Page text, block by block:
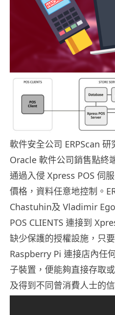
軟件安全公司 ERPScan 研
Oracle 軟件公司銷售點終
通過入侵 Xpress POS 伺
價格，資料任意地控制。
Chastuhin及 Vladimir
POS CLIENTS 連接到
缺少保護的授權設施，只
Raspberry Pi 連接店內任
子裝置，便能夠直接存取
及得到不同曾消費人士的